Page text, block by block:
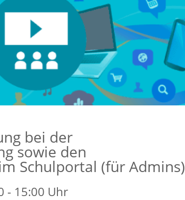
bei der
sowie den
Schulportal (für Admins)
- 15:00 Uhr